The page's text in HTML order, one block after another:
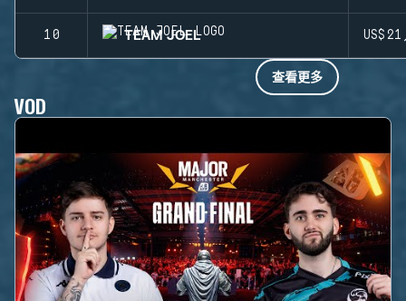
10 TEAM JOEL
查看更多
VOD